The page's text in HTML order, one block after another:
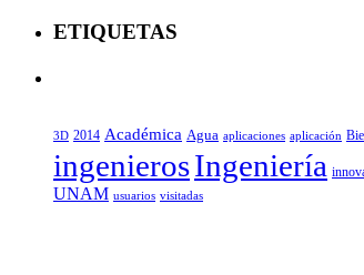
ETIQUETAS
3D 2014 Académica Agua aplicaciones aplicación
ingenierosIngeniería
UNAM usuarios visitadas